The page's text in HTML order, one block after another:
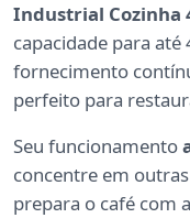
Industrial Cozinha
capacidade para
fornecimento
perfeito para
Seu funcionamento
concentre em
prepara o café com